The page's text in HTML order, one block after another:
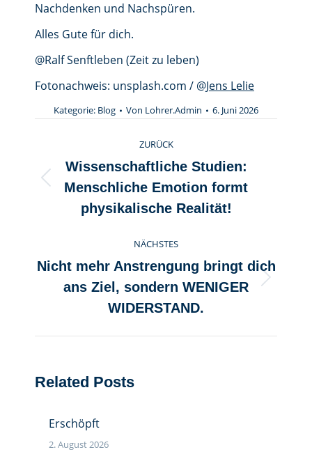
Nachdenken und Nachspüren.
Alles Gute für dich.
@Ralf Senftleben (Zeit zu leben)
Fotonachweis: unsplash.com / @Jens Lelie
Kategorie: Blog Von Lohrer.Admin 6. Juni 2026
ZURÜCK
Vorheriger
Beitrag:
Wissenschaftliche Studien:
Menschliche Emotion formt
physikalische Realität!
NÄCHSTES
Nächster
Beitrag:
Nicht mehr Anstrengung bringt dich
ans Ziel, sondern WENIGER
WIDERSTAND.
Related Posts
Erschöpft
2. August 2026